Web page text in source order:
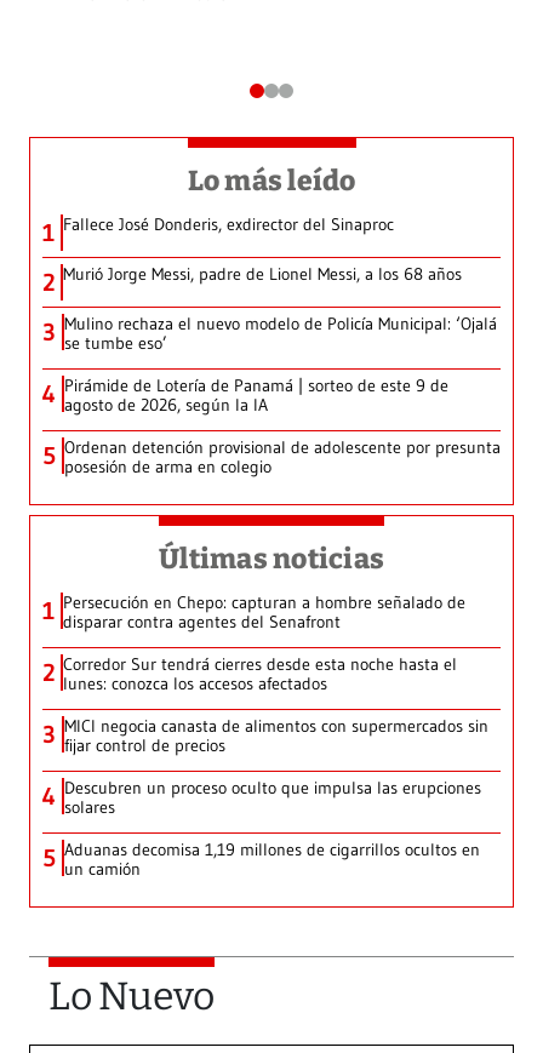
Lo más leído
1 Fallece José Donderis, exdirector del Sinaproc
2 Murió Jorge Messi, padre de Lionel Messi, a los 68 años
3 Mulino rechaza el nuevo modelo de Policía Municipal: ‘Ojalá
se tumbe eso’
4 Pirámide de Lotería de Panamá | sorteo de este 9 de
agosto de 2026, según la IA
5 Ordenan detención provisional de adolescente por presunta
posesión de arma en colegio
Últimas noticias
1 Persecución en Chepo: capturan a hombre señalado de
disparar contra agentes del Senafront
2 Corredor Sur tendrá cierres desde esta noche hasta el
lunes: conozca los accesos afectados
3 MICI negocia canasta de alimentos con supermercados sin
fijar control de precios
4 Descubren un proceso oculto que impulsa las erupciones
solares
5 Aduanas decomisa 1,19 millones de cigarrillos ocultos en
un camión
Lo Nuevo